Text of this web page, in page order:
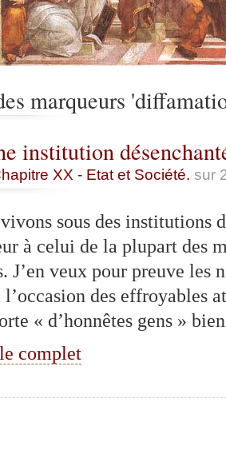
marqueurs
institution
XX - Etat et Société. sur
sous des institutions
à celui de la plupart des
J’en veux pour preuve les
l’occasion des effroyables
« d’honnêtes gens »
complet